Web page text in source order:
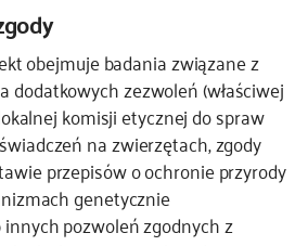
obejmuje badania związane z
dodatkowych zezwoleń (właściwej
komisji etycznej do spraw
na zwierzętach, zgody
przepisów o ochronie przyrody
genetycznie
pozwoleń zgodnych z